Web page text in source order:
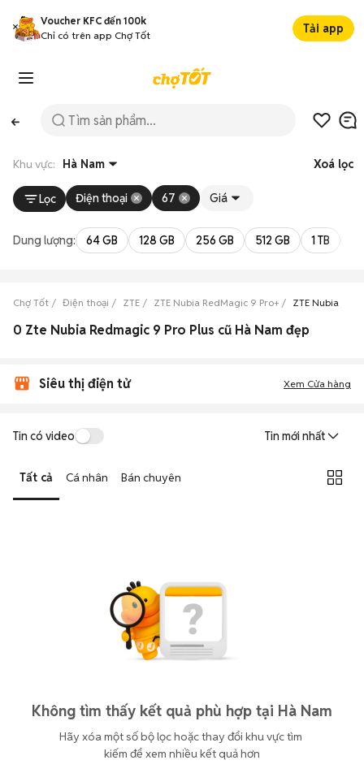
Voucher KFC đến 100k
Chỉ có trên app Chợ Tốt
Tải app
Khu vực: Hà Nam Xoá lọc
Lọc Điện thoại 67 Giá
Dung lượng: 64 GB 128 GB 256 GB 512 GB 1 TB
Chợ Tốt Điện thoại ZTE ZTE Nubia RedMagic 9 Pro+ ZTE Nubia
0 Zte Nubia Redmagic 9 Pro Plus cũ Hà Nam đẹp
Siêu thị điện tử Xem Cửa hàng
Tin có video Tin mới nhất
Tất cả Cá nhân Bán chuyên
Không tìm thấy kết quả phù hợp tại Hà Nam
Hãy xóa một số bộ lọc hoặc thay đổi khu vực tìm
kiếm để xem nhiều kết quả hơn